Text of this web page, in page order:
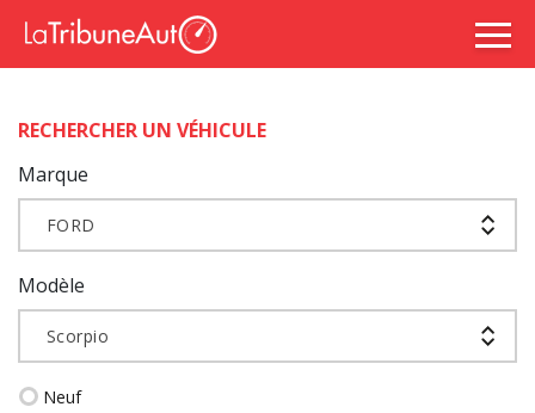
RECHERCHER UN VÉHICULE
Marque
FORD
Modèle
Scorpio
Neuf